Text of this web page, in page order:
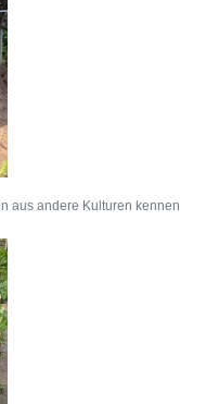
aus andere Kulturen kennen